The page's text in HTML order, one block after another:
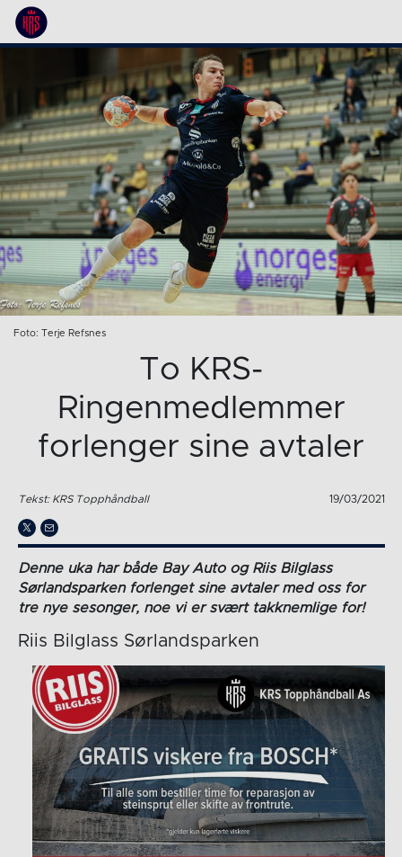
Foto: Terje Refsnes
To KRS-
Ringenmedlemmer
forlenger sine avtaler
Tekst: KRS Topphåndball 19/03/2021
Denne uka har både Bay Auto og Riis Bilglass
Sørlandsparken forlenget sine avtaler med oss for
tre nye sesonger, noe vi er svært takknemlige for!
Riis Bilglass Sørlandsparken